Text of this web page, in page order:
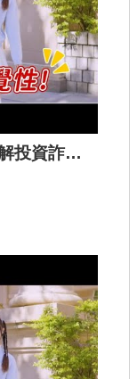
廢柴與防詐小天使的任務—破解投資詐騙（30秒版）